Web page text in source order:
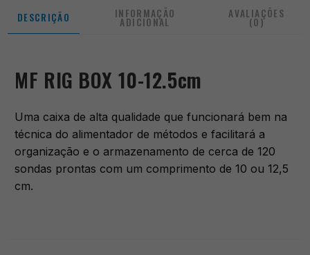
DESCRIÇÃO INFORMAÇÃO
ADICIONAL
AVALIAÇÕES
(0)
MF RIG BOX 10-12.5cm
Uma caixa de alta qualidade que funcionará bem na
técnica do alimentador de métodos e facilitará a
organização e o armazenamento de cerca de 120
sondas prontas com um comprimento de 10 ou 12,5
cm.